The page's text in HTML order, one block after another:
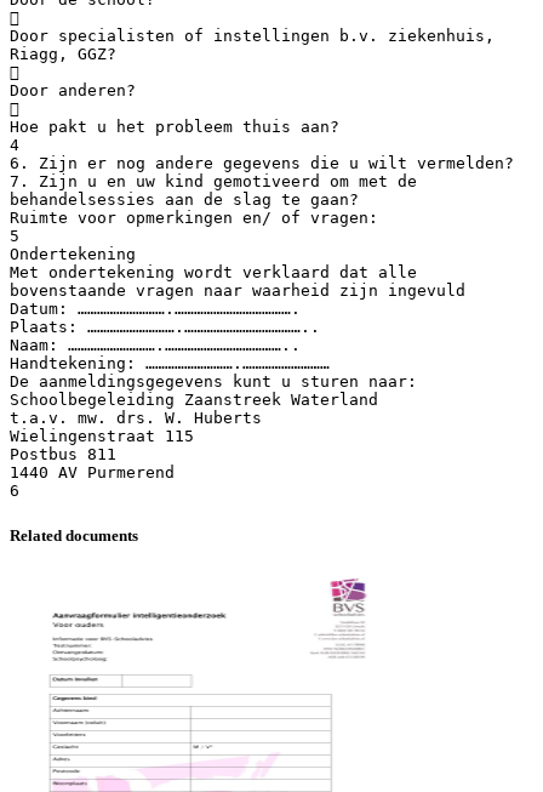

Door specialisten of instellingen b.v. ziekenhuis,
Riagg, GGZ?

Door anderen?

Hoe pakt u het probleem thuis aan?
4
6. Zijn er nog andere gegevens die u wilt vermelden?
7. Zijn u en uw kind gemotiveerd om met de
behandelsessies aan de slag te gaan?
Ruimte voor opmerkingen en/ of vragen:
5
Ondertekening
Met ondertekening wordt verklaard dat alle
bovenstaande vragen naar waarheid zijn ingevuld
Datum: ……………………….……………………………….
Plaats: ……………………….………………………………..
Naam: ……………………….………………………………..
Handtekening: ……………………….………………………
De aanmeldingsgegevens kunt u sturen naar:
Schoolbegeleiding Zaanstreek Waterland
t.a.v. mw. drs. W. Huberts
Wielingenstraat 115
Postbus 811
1440 AV Purmerend
Related documents